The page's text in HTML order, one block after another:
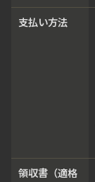
支払い方法
領収書（適格